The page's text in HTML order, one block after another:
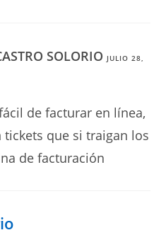
SOLORIO JULIO 28,
de facturar en línea,
tickets que si traigan los
de facturación